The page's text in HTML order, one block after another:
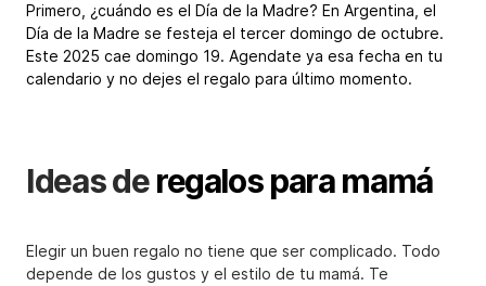
Primero, ¿cuándo es el Día de la Madre? En Argentina, el
Día de la Madre se festeja el tercer domingo de octubre.
Este 2025 cae domingo 19. Agendate ya esa fecha en tu
calendario y no dejes el regalo para último momento.
Ideas deregalos para mamá
Elegir un buen regalo no tiene que ser complicado. Todo
depende de los gustos y el estilo de tu mamá. Te